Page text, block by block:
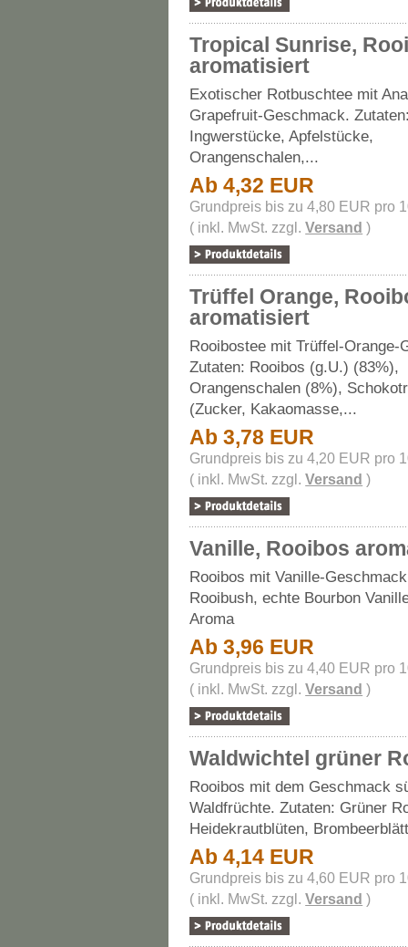
Tropical Sunrise,
aromatisiert
Exotischer Rotbuschtee mit
Grapefruit-Geschmack.
Ingwerstücke, Apfelstücke,
Orangenschalen,...
Ab 4,32 EUR
Grundpreis bis zu 4,80 EUR pro
( inkl. MwSt. zzgl.Versand )
Trüffel Orange,
aromatisiert
Rooibostee mit Trüffel-Orange-
Zutaten: Rooibos (g.U.) (83%),
Orangenschalen (8%),
(Zucker, Kakaomasse,...
Ab 3,78 EUR
Grundpreis bis zu 4,20 EUR pro
( inkl. MwSt. zzgl.Versand )
Vanille, Rooibos
Rooibos mit Vanille-
Rooibush, echte Bourbon
Aroma
Ab 3,96 EUR
Grundpreis bis zu 4,40 EUR pro
( inkl. MwSt. zzgl.Versand )
Waldwichtel grüner
Rooibos mit dem Geschmack
Waldfrüchte. Zutaten: Grüner
Heidekrautblüten,
Ab 4,14 EUR
Grundpreis bis zu 4,60 EUR pro
( inkl. MwSt. zzgl.Versand )